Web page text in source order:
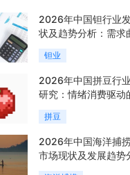
2026年中国钽行业
状及趋势分析：需求
陡峭与供给曲线平缓
弈加剧「图」
钽业
2026年中国拼豆行
研究：情绪消费驱动
兴手工赛道「图」
拼豆
2026年中国海洋捕
市场现状及发展趋势
析：科技赋能与智能